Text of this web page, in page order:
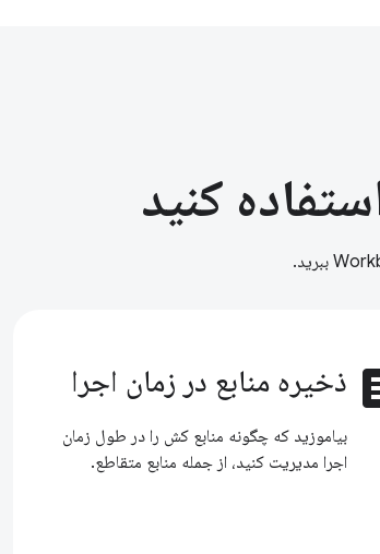
کنید
ذخیره منابع در زمان اجرا
بیاموزید که چگونه منابع کش را در طول زمان
اجرا مدیریت کنید، از جمله منابع متقاطع.